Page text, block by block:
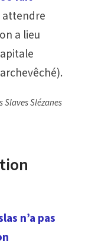
attendre
a lieu
Slézanes
n’a pas